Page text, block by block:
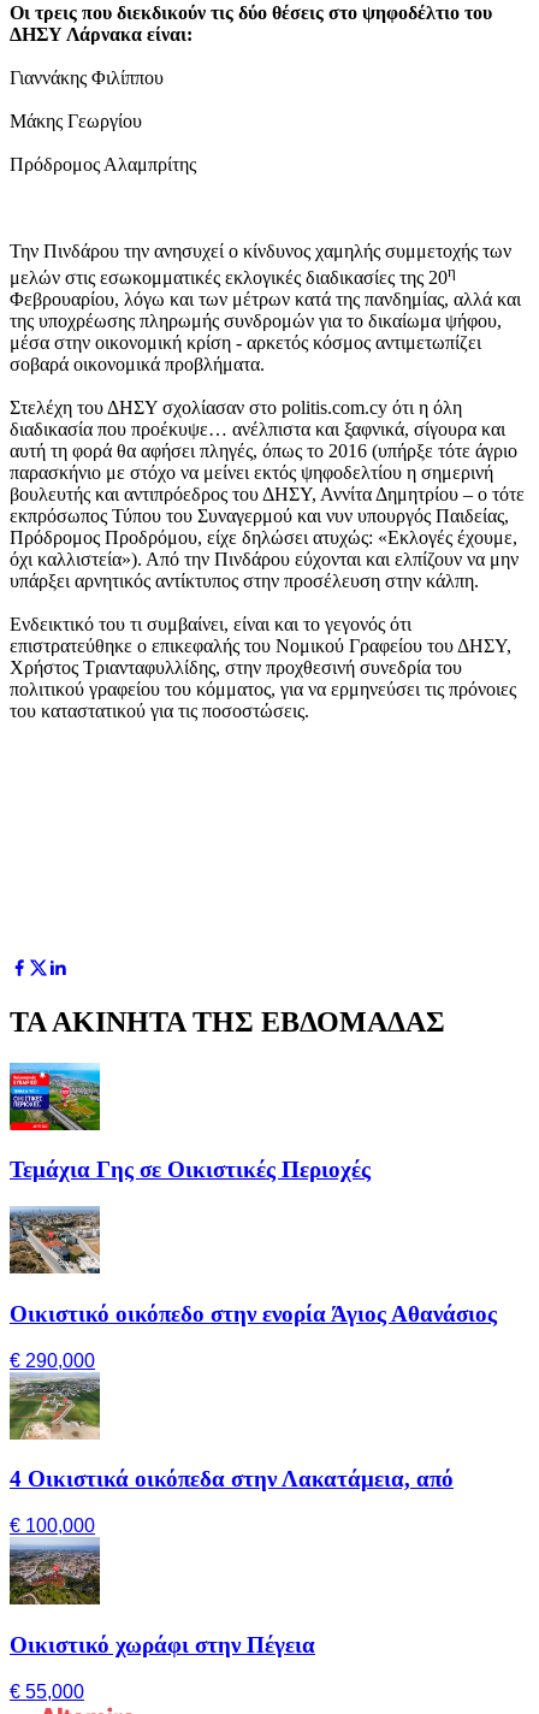
Οι τρεις που διεκδικούν τις δύο θέσεις στο ψηφοδέλτιο του
ΔΗΣΥ Λάρνακα είναι:
Γιαννάκης Φιλίππου
Μάκης Γεωργίου
Πρόδρομος Αλαμπρίτης
Την Πινδάρου την ανησυχεί ο κίνδυνος χαμηλής συμμετοχής των
μελών στις εσωκομματικές εκλογικές διαδικασίες της 20η
Φεβρουαρίου, λόγω και των μέτρων κατά της πανδημίας, αλλά και
της υποχρέωσης πληρωμής συνδρομών για το δικαίωμα ψήφου,
μέσα στην οικονομική κρίση - αρκετός κόσμος αντιμετωπίζει
σοβαρά οικονομικά προβλήματα.
Στελέχη του ΔΗΣΥ σχολίασαν στο politis.com.cy ότι η όλη
διαδικασία που προέκυψε… ανέλπιστα και ξαφνικά, σίγουρα και
αυτή τη φορά θα αφήσει πληγές, όπως το 2016 (υπήρξε τότε άγριο
παρασκήνιο με στόχο να μείνει εκτός ψηφοδελτίου η σημερινή
βουλευτής και αντιπρόεδρος του ΔΗΣΥ, Αννίτα Δημητρίου – ο τότε
εκπρόσωπος Τύπου του Συναγερμού και νυν υπουργός Παιδείας,
Πρόδρομος Προδρόμου, είχε δηλώσει ατυχώς: «Εκλογές έχουμε,
όχι καλλιστεία»). Από την Πινδάρου εύχονται και ελπίζουν να μην
υπάρξει αρνητικός αντίκτυπος στην προσέλευση στην κάλπη.
Ενδεικτικό του τι συμβαίνει, είναι και το γεγονός ότι
επιστρατεύθηκε ο επικεφαλής του Νομικού Γραφείου του ΔΗΣΥ,
Χρήστος Τριανταφυλλίδης, στην προχθεσινή συνεδρία του
πολιτικού γραφείου του κόμματος, για να ερμηνεύσει τις πρόνοιες
του καταστατικού για τις ποσοστώσεις.
ΤΑ ΑΚΙΝΗΤΑ ΤΗΣ ΕΒΔΟΜΑΔΑΣ
Τεμάχια Γης σε Οικιστικές Περιοχές
Οικιστικό οικόπεδο στην ενορία Άγιος Αθανάσιος
€ 290,000
4 Οικιστικά οικόπεδα στην Λακατάμεια, από
€ 100,000
Οικιστικό χωράφι στην Πέγεια
€ 55,000